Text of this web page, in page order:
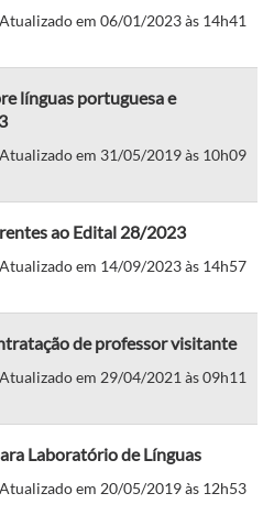
em 06/01/2023 às 14h41
línguas portuguesa e
em 31/05/2019 às 10h09
ao Edital 28/2023
em 14/09/2023 às 14h57
de professor visitante
em 29/04/2021 às 09h11
Laboratório de Línguas
em 20/05/2019 às 12h53